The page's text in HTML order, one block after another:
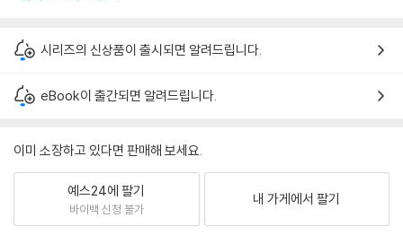
시리즈의 신상품이 출시되면 알려드립니다.
eBook이 출간되면 알려드립니다.
이미 소장하고 있다면 판매해 보세요.
예스24에 팔기
바이백 신청 불가
내 가게에서 팔기